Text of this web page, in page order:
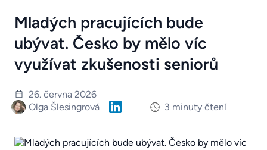
Mladých pracujících bude
ubývat. Česko by mělo víc
využívat zkušenosti seniorů
26. června 2026
Olga Šlesingrová
3 minuty čtení